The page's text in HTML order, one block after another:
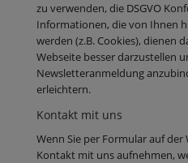
zu verwenden, die DSGVO
Informationen, die von Ihnen
werden (z.B. Cookies), dienen
Webseite besser darzustellen
Newsletteranmeldung
erleichtern.
Kontakt mit uns
Wenn Sie per Formular auf der
Kontakt mit uns aufnehmen,